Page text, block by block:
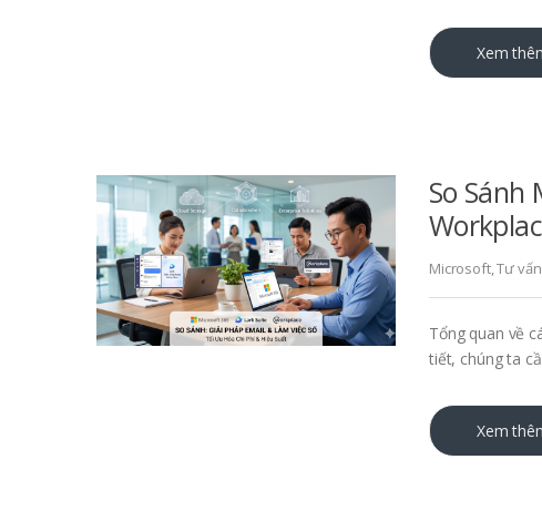
Xem
So Sánh
Microsoft,Tư vấn
Tổng quan về
tiết, chúng ta
Xem